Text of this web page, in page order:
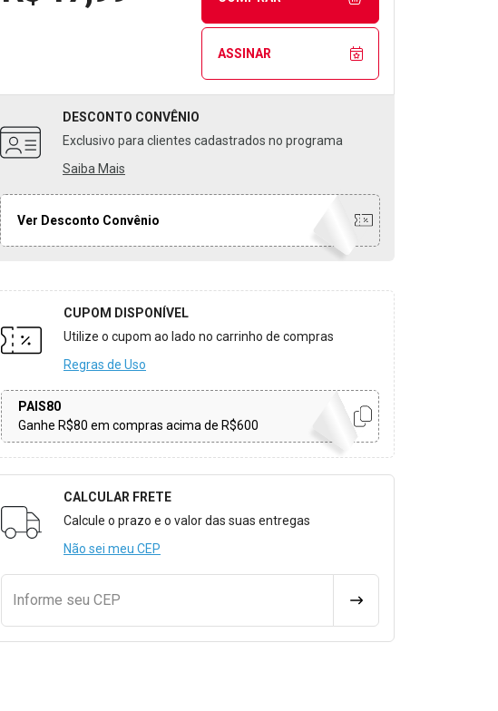
ASSINAR
DESCONTO CONVÊNIO
Exclusivo para clientes cadastrados no programa
Saiba Mais
Ver Desconto Convênio
CUPOM DISPONÍVEL
Utilize o cupom ao lado no carrinho de compras
Regras de Uso
PAIS80
Ganhe R$80 em compras acima de R$600
Formulário para Calcular o Frete
CALCULAR FRETE
Calcule o prazo e o valor das suas entregas
Não sei meu CEP
Informe seu CEP CALCULAR FRETE